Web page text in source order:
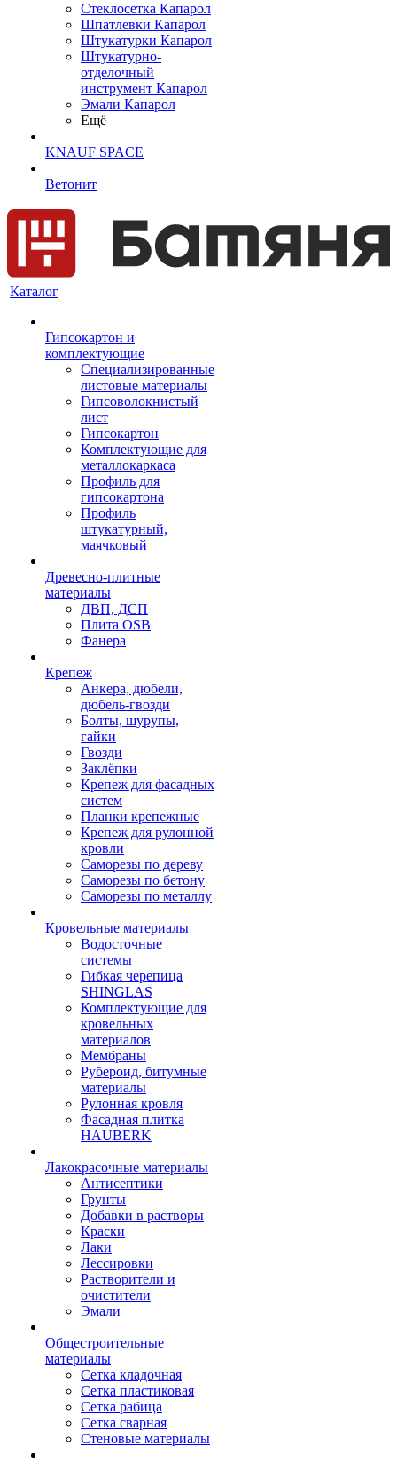
Cтеклосетка Капарол
Шпатлевки Капарол
Штукатурки Капарол
Штукатурно-
отделочный
инструмент Капарол
Эмали Капарол
Ещё
KNAUF SPACE
Ветонит
Каталог
Гипсокартон и
комплектующие
Специализированные
листовые материалы
Гипсоволокнистый
лист
Гипсокартон
Комплектующие для
металлокаркаса
Профиль для
гипсокартона
Профиль
штукатурный,
маячковый
Древесно-плитные
материалы
ДВП, ДСП
Плита OSB
Фанера
Крепеж
Анкера, дюбели,
дюбель-гвозди
Болты, шурупы,
гайки
Гвозди
Заклёпки
Крепеж для фасадных
систем
Планки крепежные
Крепеж для рулонной
кровли
Саморезы по дереву
Саморезы по бетону
Саморезы по металлу
Кровельные материалы
Водосточные
системы
Гибкая черепица
SHINGLAS
Комплектующие для
кровельных
материалов
Мембраны
Рубероид, битумные
материалы
Рулонная кровля
Фасадная плитка
HAUBERK
Лакокрасочные материалы
Антисептики
Грунты
Добавки в растворы
Краски
Лаки
Лессировки
Растворители и
очистители
Эмали
Общестроительные
материалы
Сетка кладочная
Сетка пластиковая
Сетка рабица
Сетка сварная
Стеновые материалы